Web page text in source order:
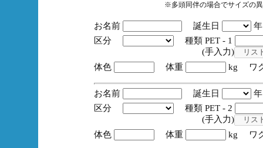
※多頭同伴の場合でサイズの
お名前 誕生日
区分
種類 PET - 1
(手入力)
体色
体重 kg ワ
お名前 誕生日
区分
種類 PET - 2
(手入力)
体色
体重 kg ワ